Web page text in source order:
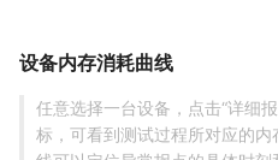
设备内存消耗曲线
任意选择一台设备，点击“详细
标，可看到测试过程所对应的